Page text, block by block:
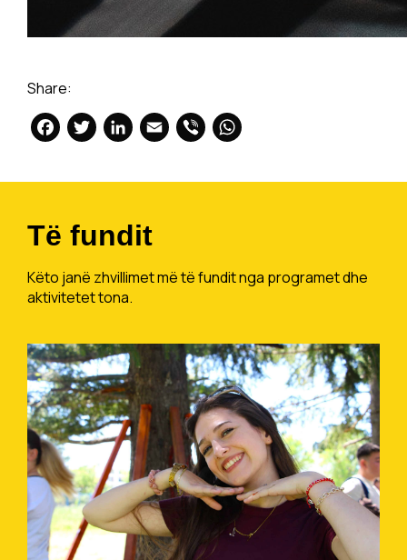
Share:
Facebook
Twitter
LinkedIn
Email
Viber
Të fundit
Këto janë zhvillimet më të fundit nga programet dhe
aktivitetet tona.